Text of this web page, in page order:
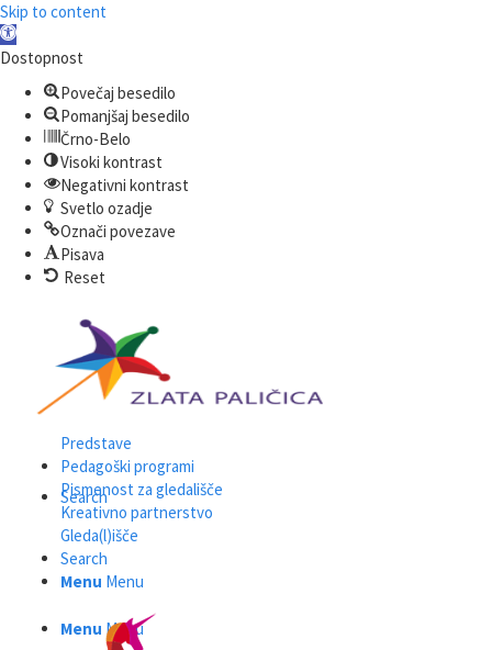
Skip to content
Open
toolbar
Dostopnost
Povečaj besedilo
Pomanjšaj besedilo
Črno-Belo
Visoki kontrast
Negativni kontrast
Svetlo ozadje
Označi povezave
Pisava
Reset
Search
Menu Menu
Predstave
Pedagoški programi
Pismenost za gledališče
Kreativno partnerstvo
Gleda(l)išče
Search
Menu Menu